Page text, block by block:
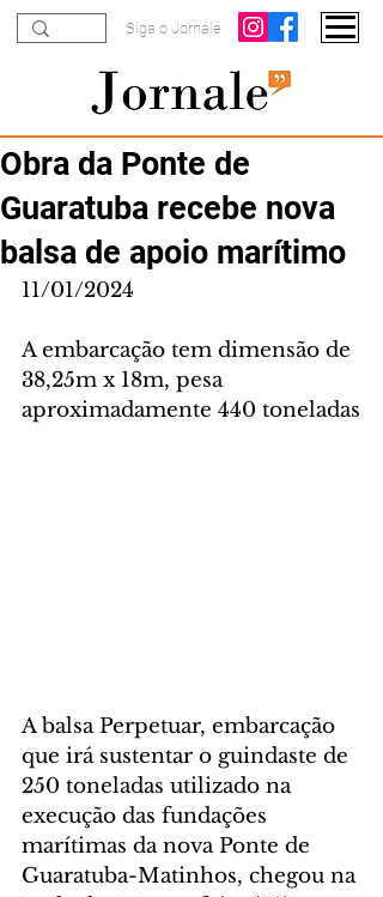
Siga o Jornale
Obra da Ponte de
Guaratuba recebe nova
balsa de apoio marítimo
11/01/2024
A embarcação tem dimensão de
38,25m x 18m, pesa
aproximadamente 440 toneladas
A balsa Perpetuar, embarcação
que irá sustentar o guindaste de
250 toneladas utilizado na
execução das fundações
marítimas da nova Ponte de
Guaratuba-Matinhos, chegou na